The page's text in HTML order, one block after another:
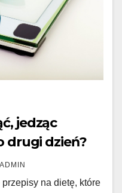
jedząc
drugi dzień?
ADMIN
na dietę, które